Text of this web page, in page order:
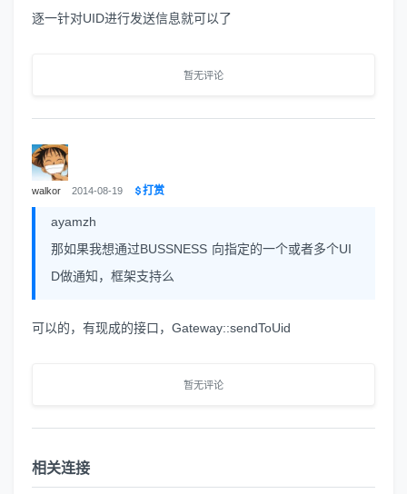
逐一针对UID进行发送信息就可以了
暂无评论
walkor 2014-08-19 打赏
ayamzh
那如果我想通过BUSSNESS 向指定的一个或者多个UI
D做通知，框架支持么
可以的，有现成的接口，Gateway::sendToUid
暂无评论
相关连接